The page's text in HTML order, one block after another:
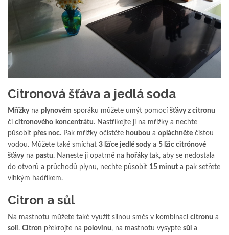
Citronová šťáva a jedlá soda
Mřížkyna plynovém sporáku můžete umýt pomocí šťávy z citronu
či citronového koncentrátu. Nastříkejte ji na mřížky a nechte
působit přes noc. Pak mřížky očistěte houbou a opláchněte čistou
vodou. Můžete také smíchat 3 lžíce jedlé sodya 5 lžic citrónové
šťávyna pastu. Naneste ji opatrně na hořákytak, aby se nedostala
do otvorů a průchodů plynu, nechte působit 15 minut a pak setřete
vlhkým hadříkem.
Citron a sůl
Na mastnotu můžete také využít silnou směs v kombinaci citronu a
soli. Citron překrojte na polovinu, na mastnotu vysypte sůl a